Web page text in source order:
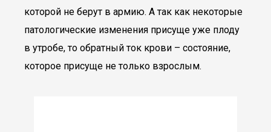
которой не берут в армию. А так как некоторые
патологические изменения присуще уже плоду
в утробе, то обратный ток крови – состояние,
которое присуще не только взрослым.